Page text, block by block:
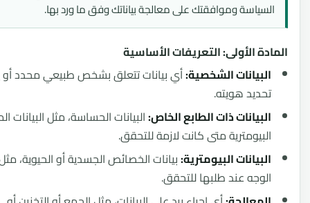
وموافقتك على معالجة بياناتك وفق ما ورد بها.
الأولى: التعريفات الأساسية
الشخصية:أي بيانات تتعلق بشخص طبيعي محدد أو يمكن
هويته.
ذات الطابع الخاص:البيانات الحساسة، مثل البيانات المالية أو
متى كانت لازمة للتحقق.
البيومترية:بيانات الخصائص الجسدية أو الحيوية، مثل صورة
عند طلبها للتحقق.